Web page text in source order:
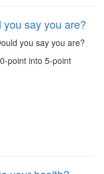
say you are?
you say you are?
point into 5-point